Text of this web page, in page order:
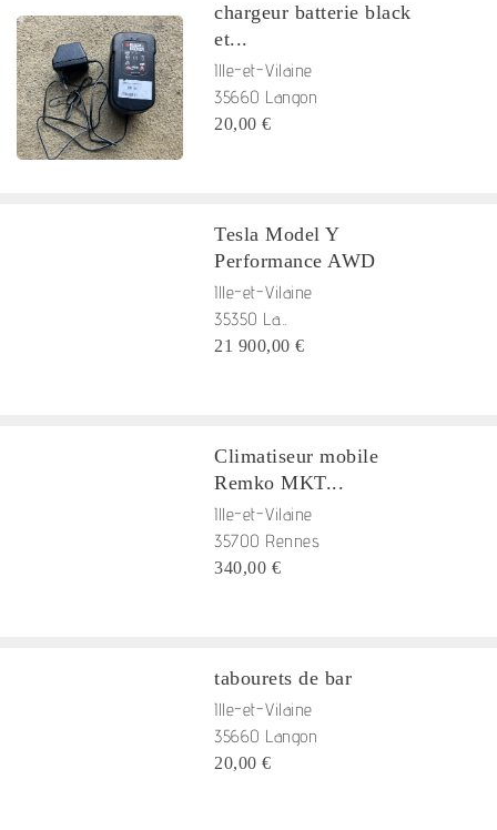
chargeur batterie black
et...
Ille-et-Vilaine
35660 Langon
20,00 €
Tesla Model Y
Performance AWD
Ille-et-Vilaine
35350 La...
21 900,00 €
Climatiseur mobile
Remko MKT...
Ille-et-Vilaine
35700 Rennes
340,00 €
tabourets de bar
Ille-et-Vilaine
35660 Langon
20,00 €